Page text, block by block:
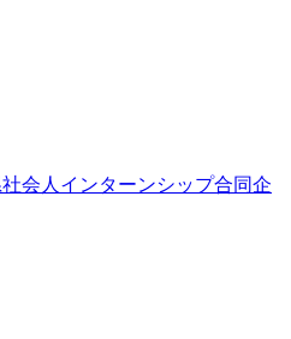
会人インターンシップ合同企